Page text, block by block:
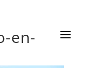
en-